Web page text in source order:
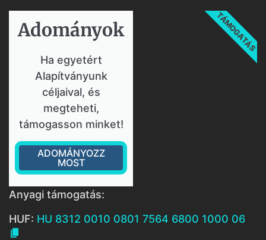
Adományok​
Ha egyetért
Alapítványunk
céljaival, és
megteheti,
támogasson minket!
ADOMÁNYOZZ
MOST
TÁMOGATÁS
Anyagi támogatás:
HUF: HU 8312 0010 0801 7564 6800 1000 06
